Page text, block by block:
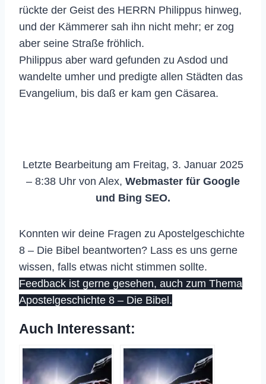
rückte der Geist des HERRN Philippus hinweg,
und der Kämmerer sah ihn nicht mehr; er zog
aber seine Straße fröhlich.
Philippus aber ward gefunden zu Asdod und
wandelte umher und predigte allen Städten das
Evangelium, bis daß er kam gen Cäsarea.
Letzte Bearbeitung am Freitag, 3. Januar 2025
– 8:38 Uhr von Alex, Webmaster für Google
und Bing SEO.
Konnten wir deine Fragen zu Apostelgeschichte
8 – Die Bibel beantworten? Lass es uns gerne
wissen, falls etwas nicht stimmen sollte.
Feedback ist gerne gesehen, auch zum Thema
Apostelgeschichte 8 – Die Bibel.
Auch Interessant: